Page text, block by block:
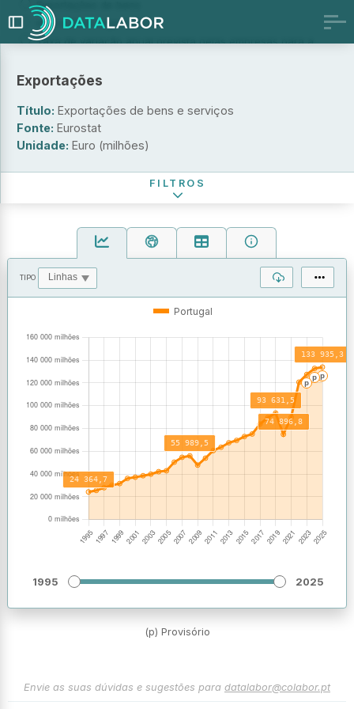
TIPO
Portugal
1995 2025
(p) Provisório
Envie as suas dúvidas e sugestões para datalabor@colabor.pt
Exportações
Título: Exportações de bens e serviços
Fonte: Eurostat
Unidade: Euro (milhões)
Exportações de bens
Intensidade exportadora
Taxa de variação anual prevista pelas empresas para a
Unidade
Euro (milhões)
Percentagem do PIB (%)
FILTROS